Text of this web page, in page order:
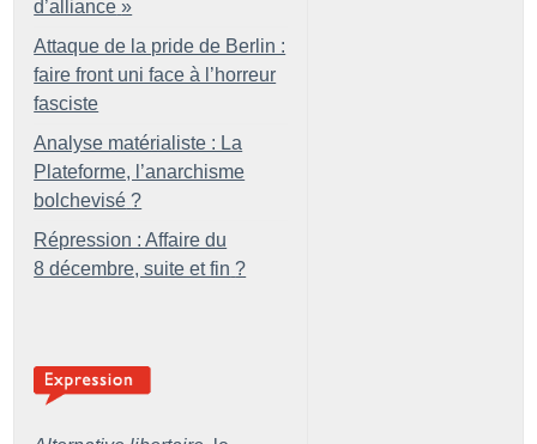
d’alliance »
Attaque de la pride de Berlin :
faire front uni face à l’horreur
fasciste
Analyse matérialiste : La
Plateforme, l’anarchisme
bolchevisé ?
Répression : Affaire du
8 décembre, suite et fin ?